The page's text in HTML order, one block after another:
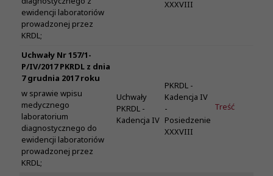
ewidencji laboratoriów
prowadzonej przez
KRDL;
XXXVIII
Uchwały Nr 157/1-
P/IV/2017 PKRDL z dnia
7 grudnia 2017 roku
w sprawie wpisu
medycznego
laboratorium
diagnostycznego do
ewidencji laboratoriów
prowadzonej przez
KRDL;
Uchwały
PKRDL -
Kadencja IV
PKRDL -
Kadencja IV
-
Posiedzenie
XXXVIII
Treść